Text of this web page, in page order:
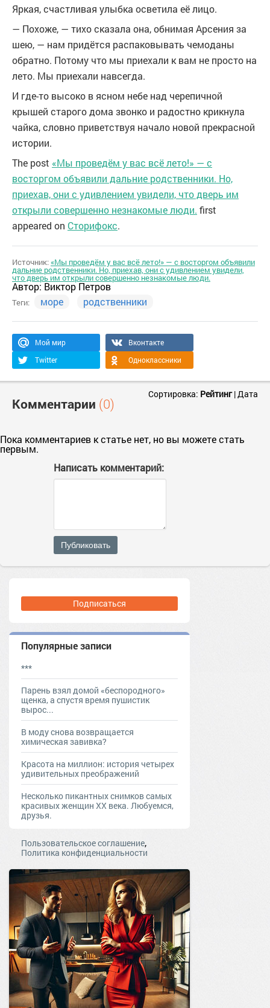
Яркая, счастливая улыбка осветила её лицо.
— Похоже, — тихо сказала она, обнимая Арсения за
шею, — нам придётся распаковывать чемоданы
обратно. Потому что мы приехали к вам не просто на
лето. Мы приехали навсегда.
И где-то высоко в ясном небе над черепичной
крышей старого дома звонко и радостно крикнула
чайка, словно приветствуя начало новой прекрасной
истории.
The post «Мы проведём у вас всё лето!» — с
восторгом объявили дальние родственники. Но,
приехав, они с удивлением увидели, что дверь им
открыли совершенно незнакомые люди. first
appeared on Сторифокс.
Источник:«Мы проведём у вас всё лето!» — с восторгом объявили
дальние родственники. Но, приехав, они с удивлением увидели,
что дверь им открыли совершенно незнакомые люди.
Автор:Виктор Петров
Теги: море родственники
Мой мир
Вконтакте
Twitter
Одноклассники
Комментарии (0)
Сортировка: Рейтинг| Дата
Пока комментариев к статье нет, но вы можете стать
первым.
Написать комментарий:
Публиковать
Подписаться
Популярные записи
***
Парень взял домой «беспородного»
щенка, а спустя время пушистик
вырос...
В моду снова возвращается
химическая завивка?
Красота на миллион: история четырех
удивительных преображений
Несколько пикантных снимков самых
красивых женщин ХХ века. Любуемся,
друзья.
Пользовательское соглашение,
Политика конфиденциальности